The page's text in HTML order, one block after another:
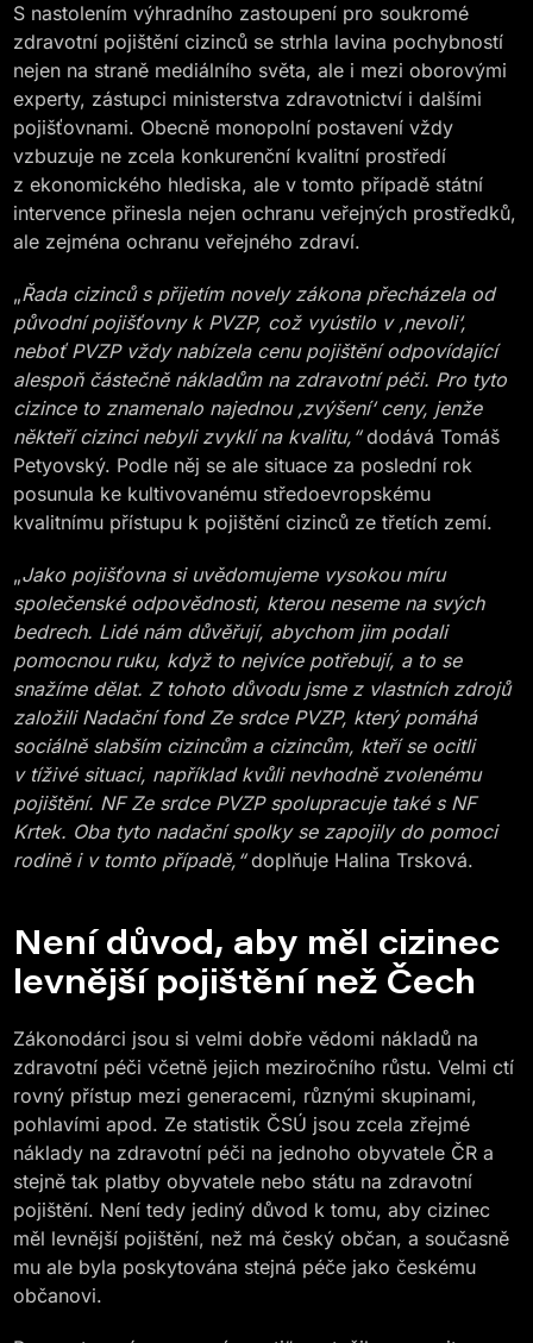
S nastolením výhradního zastoupení pro soukromé
zdravotní pojištění cizinců se strhla lavina pochybností
nejen na straně mediálního světa, ale i mezi oborovými
experty, zástupci ministerstva zdravotnictví i dalšími
pojišťovnami. Obecně monopolní postavení vždy
vzbuzuje ne zcela konkurenční kvalitní prostředí
z ekonomického hlediska, ale v tomto případě státní
intervence přinesla nejen ochranu veřejných prostředků,
ale zejména ochranu veřejného zdraví.
„Řada cizinců s přijetím novely zákona přecházela od
původní pojišťovny k PVZP, což vyústilo v ‚nevoli‘,
neboť PVZP vždy nabízela cenu pojištění odpovídající
alespoň částečně nákladům na zdravotní péči. Pro tyto
cizince to znamenalo najednou ‚zvýšení‘ ceny, jenže
někteří cizinci nebyli zvyklí na kvalitu,“dodává Tomáš
Petyovský. Podle něj se ale situace za poslední rok
posunula ke kultivovanému středoevropskému
kvalitnímu přístupu k pojištění cizinců ze třetích zemí.
„Jako pojišťovna si uvědomujeme vysokou míru
společenské odpovědnosti, kterou neseme na svých
bedrech. Lidé nám důvěřují, abychom jim podali
pomocnou ruku, když to nejvíce potřebují, a to se
snažíme dělat. Z tohoto důvodu jsme z vlastních zdrojů
založili Nadační fond Ze srdce PVZP, který pomáhá
sociálně slabším cizincům a cizincům, kteří se ocitli
v tíživé situaci, například kvůli nevhodně zvolenému
pojištění. NF Ze srdce PVZP spolupracuje také s NF
Krtek. Oba tyto nadační spolky se zapojily do pomoci
rodině i v tomto případě,“doplňuje Halina Trsková.
Není důvod, aby měl cizinec
levnější pojištění než Čech
Zákonodárci jsou si velmi dobře vědomi nákladů na
zdravotní péči včetně jejich meziročního růstu. Velmi ctí
rovný přístup mezi generacemi, různými skupinami,
pohlavími apod. Ze statistik ČSÚ jsou zcela zřejmé
náklady na zdravotní péči na jednoho obyvatele ČR a
stejně tak platby obyvatele nebo státu na zdravotní
pojištění. Není tedy jediný důvod k tomu, aby cizinec
měl levnější pojištění, než má český občan, a současně
mu ale byla poskytována stejná péče jako českému
občanovi.